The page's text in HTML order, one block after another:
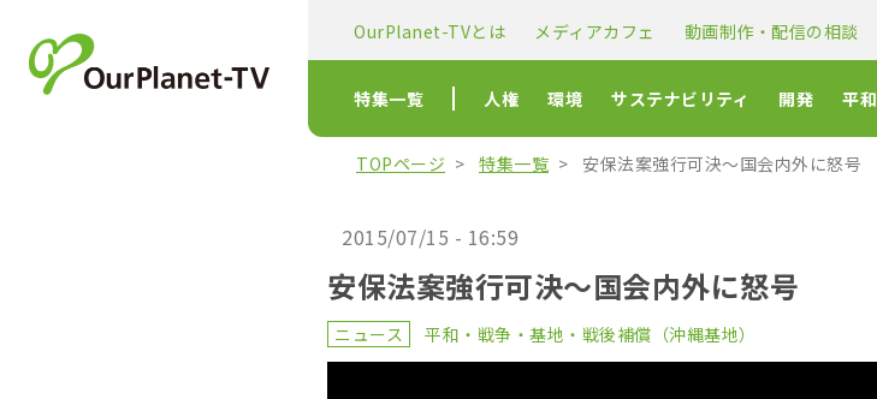
OurPlanet-TVとは メディアカフェ 動画制作・配信の相談
特集一覧 人権 環境 サステナビリティ 開発 平和
TOPページ 特集一覧 安保法案強行可決〜国会内外に怒号
2015/07/15 - 16:59
安保法案強行可決〜国会内外に怒号
ニュース 平和・戦争・基地・戦後補償（沖縄基地）